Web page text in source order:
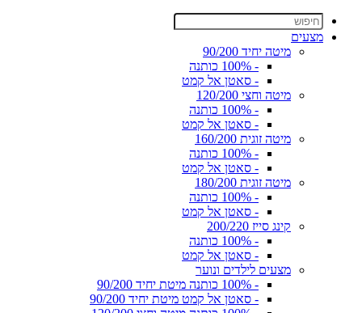
מצעים
מיטה יחיד 90/200
- 100% כותנה
- סאטן אל קמט
מיטה וחצי 120/200
- 100% כותנה
- סאטן אל קמט
מיטה זוגית 160/200
- 100% כותנה
- סאטן אל קמט
מיטה זוגית 180/200
- 100% כותנה
- סאטן אל קמט
קינג סייז 200/220
- 100% כותנה
- סאטן אל קמט
מצעים לילדים ונוער
- 100% כותנה מיטת יחיד 90/200
- סאטן אל קמט מיטת יחיד 90/200